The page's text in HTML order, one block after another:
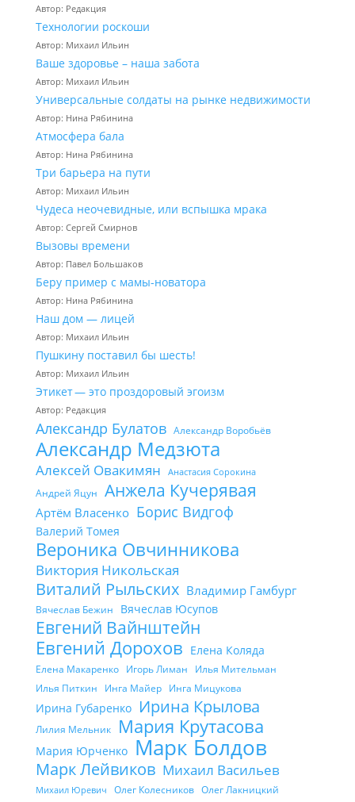
Автор: Редакция
Технологии роскоши
Автор: Михаил Ильин
Ваше здоровье – наша забота
Автор: Михаил Ильин
Универсальные солдаты на рынке недвижимости
Автор: Нина Рябинина
Атмосфера бала
Автор: Нина Рябинина
Три барьера на пути
Автор: Михаил Ильин
Чудеса неочевидные, или вспышка мрака
Автор: Сергей Смирнов
Вызовы времени
Автор: Павел Большаков
Беру пример с мамы-новатора
Автор: Нина Рябинина
Наш дом — лицей
Автор: Михаил Ильин
Пушкину поставил бы шесть!
Автор: Михаил Ильин
Этикет — это проздоровый эгоизм
Автор: Редакция
Александр Булатов Александр Воробьёв
Александр Медзюта
Алексей Овакимян Анастасия Сорокина
Андрей Яцун Анжела Кучерявая
Артём Власенко Борис Видгоф
Валерий Томея
Вероника Овчинникова
Виктория Никольская
Виталий Рыльских Владимир Гамбург
Вячеслав Бежин Вячеслав Юсупов
Евгений Вайнштейн
Евгений Дорохов Елена Коляда
Елена Макаренко Игорь Лиман
Илья Мительман
Илья Питкин
Инга Майер Инга Мицукова
Ирина Губаренко Ирина Крылова
Лилия Мельник Мария Крутасова
Мария Юрченко Марк Болдов
Марк Лейвиков Михаил Васильев
Михаил Юревич Олег Колесников Олег Лакницкий